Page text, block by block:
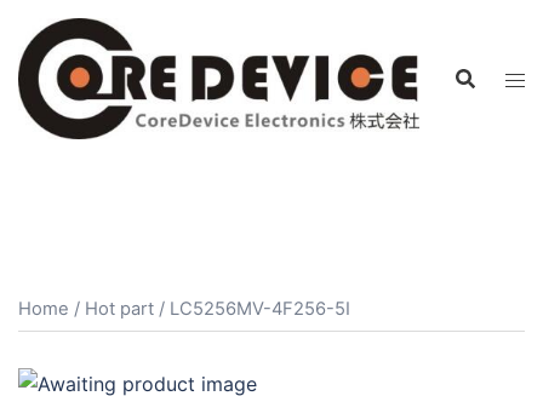
Home / Hot part / LC5256MV-4F256-5I